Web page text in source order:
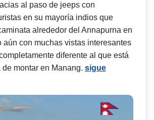
al paso de jeeps con
en su mayoría indios que
alrededor del Annapurna en
aún con muchas vistas interesantes
diferente al que está
montar en Manang. sigue